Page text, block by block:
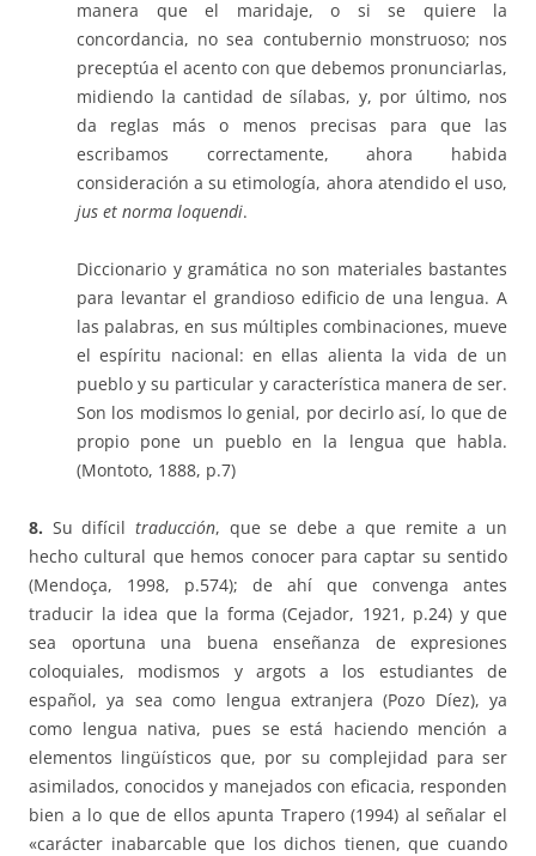
manera que el maridaje, o si se quiere la
concordancia, no sea contubernio monstruoso; nos
preceptúa el acento con que debemos pronunciarlas,
midiendo la cantidad de sílabas, y, por último, nos
da reglas más o menos precisas para que las
escribamos correctamente, ahora habida
consideración a su etimología, ahora atendido el uso,
jus et norma loquendi.
Diccionario y gramática no son materiales bastantes
para levantar el grandioso edificio de una lengua. A
las palabras, en sus múltiples combinaciones, mueve
el espíritu nacional: en ellas alienta la vida de un
pueblo y su particular y característica manera de ser.
Son los modismos lo genial, por decirlo así, lo que de
propio pone un pueblo en la lengua que habla.
(Montoto, 1888, p.7)
8. Su difícil traducción, que se debe a que remite a un
hecho cultural que hemos conocer para captar su sentido
(Mendoça, 1998, p.574); de ahí que convenga antes
traducir la idea que la forma (Cejador, 1921, p.24) y que
sea oportuna una buena enseñanza de expresiones
coloquiales, modismos y argots a los estudiantes de
español, ya sea como lengua extranjera (Pozo Díez), ya
como lengua nativa, pues se está haciendo mención a
elementos lingüísticos que, por su complejidad para ser
asimilados, conocidos y manejados con eficacia, responden
bien a lo que de ellos apunta Trapero (1994) al señalar el
«carácter inabarcable que los dichos tienen, que cuando